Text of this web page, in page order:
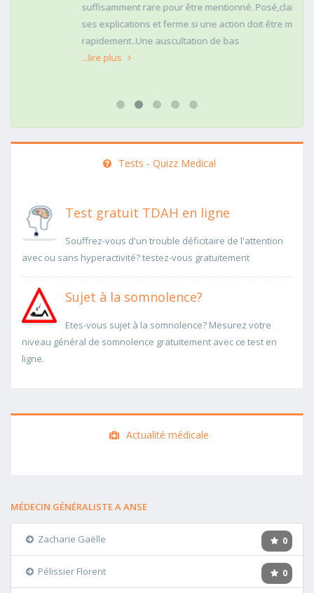
suffisamment rare pour être mentionné. Posé,clair dans
ses explications et ferme si une action doit être menée
rapidement..Une auscultation de bas
Tests - Quizz Medical
Test gratuit TDAH en ligne
Souffrez-vous d'un trouble déficitaire de l'attention
avec ou sans hyperactivité? testez-vous gratuitement
Sujet à la somnolence?
Etes-vous sujet à la somnolence? Mesurez votre
niveau général de somnolence gratuitement avec ce test en
ligne.
Actualité médicale
MÉDECIN GÉNÉRALISTE A ANSE
0
Zacharie Gaëlle
0
Pélissier Florent